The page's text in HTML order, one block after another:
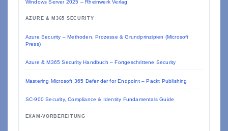
Windows Server 2025 – Rheinwerk Verlag
AZURE & M365 SECURITY
Azure Security – Methoden, Prozesse & Grundprinzipien (Microsoft
Press)
Azure & M365 Security Handbuch – Fortgeschrittene Security
Mastering Microsoft 365 Defender for Endpoint – Packt Publishing
SC-900 Security, Compliance & Identity Fundamentals Guide
EXAM-VORBEREITUNG